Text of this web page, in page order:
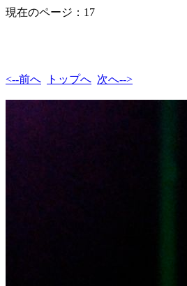
現在のページ：17
<--前へ トップへ 次へ-->